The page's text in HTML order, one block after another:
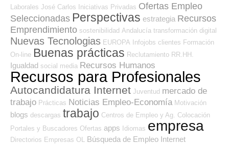
Laborales José Carlos Iniciativas Privadas Ofertas Empleo
Seleccionadas Perspectivas estrategia Recursos
Emprendimiento sostenibilidad Andalucía transformación digital
Nuevas Tecnologias EUROPA Infojobs clientes Formación
On-line Buenas prácticas Reclutamiento RR.HH.
Igualdad social media Recursos Humanos
Recursos para Profesionales
Autocandidatura Internet Juventud mercado de
trabajo Prácticas Noticias Empleo-Economía Motivación
blogs descargas trabajo Centros de Empleo y Ag. Colocación
Portales y Buscadores Ofertas apps Idiomas empresa
Directorios Empresas OL Búsqueda de Empleo Internet